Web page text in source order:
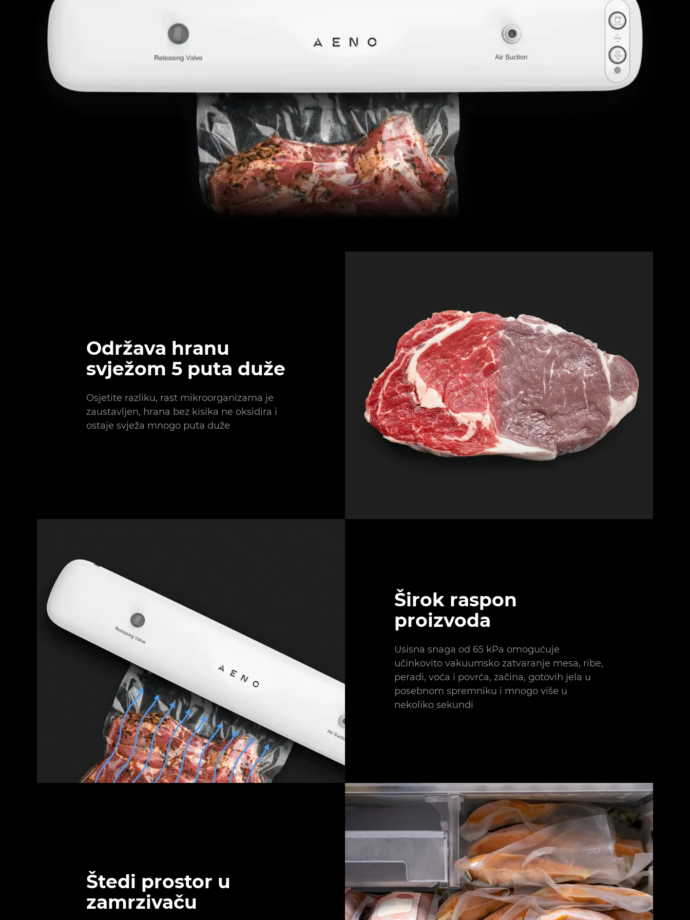
Održava hranu
svježom 5 puta duže
Osjetite razliku, rast mikroorganizama je
zaustavljen, hrana bez kisika ne oksidira i
ostaje svježa mnogo puta duže
Širok raspon
proizvoda
Usisna snaga od 65 kPa omogućuje
učinkovito vakuumsko zatvaranje mesa, ribe,
peradi, voća i povrća, začina, gotovih jela u
posebnom spremniku i mnogo više u
nekoliko sekundi
Štedi prostor u
zamrzivaču